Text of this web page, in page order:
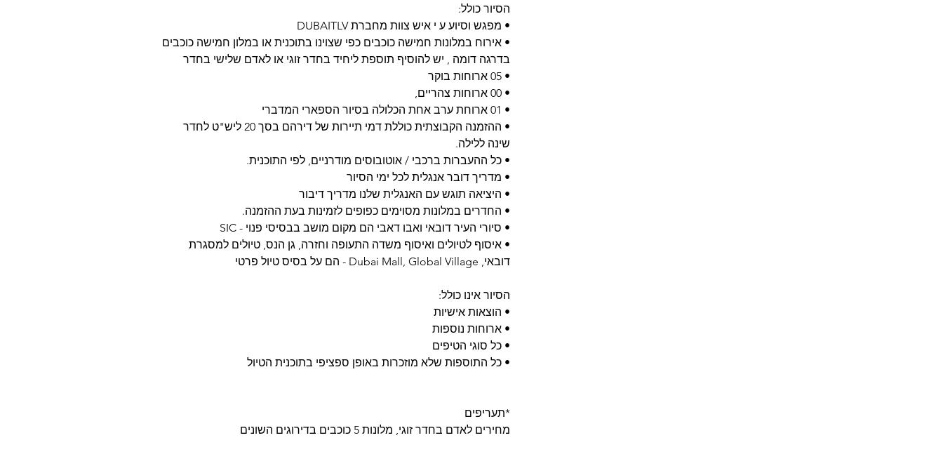
הסיור כולל:
• מפגש וסיוע ע י איש צוות מחברת DUBAITLV
• אירוח במלונות חמישה כוכבים כפי שצוינו בתוכנית או במלון חמישה כוכבים
בדרגה דומה , יש להוסיף תוספת ליחיד בחדר זוגי או לאדם שלישי בחדר
• 05 ארוחות בוקר
• 00 ארוחות צהריים,
• 01 ארוחת ערב אחת הכלולה בסיור הספארי המדברי
• ההזמנה הקבוצתית כוללת דמי תיירות של דירהם בסך 20 ליש"ט לחדר
שינה ללילה.
• כל ההעברות ברכבי / אוטובוסים מודרניים, לפי התוכנית.
• מדריך דובר אנגלית לכל ימי הסיור
• היציאה תוגש עם האנגלית שלנו מדריך דיבור
• החדרים במלונות מסוימים כפופים לזמינות בעת ההזמנה.
• סיורי העיר דובאי ואבו דאבי הם מקום מושב בבסיסי פנוי - SIC
• איסוף לטיולים ואיסוף משדה התעופה וחזרה, גן הנס, טיולים למסגרת
דובאי, Dubai Mall, Global Village - הם על בסיס טיול פרטי
הסיור אינו כולל:
• הוצאות אישיות
• ארוחות נוספות
• כל סוגי הטיפים
• כל התוספות שלא מוזכרות באופן ספציפי בתוכנית הטיול
*תעריפים
מחירים לאדם בחדר זוגי, מלונות 5 כוכבים בדירוגים השונים